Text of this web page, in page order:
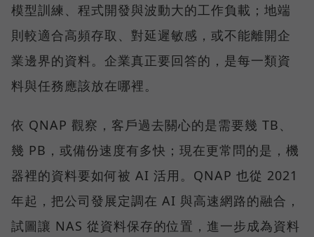
模型訓練、程式開發與波動大的工作負載；地端
則較適合高頻存取、對延遲敏感，或不能離開企
業邊界的資料。企業真正要回答的，是每一類資
料與任務應該放在哪裡。
依 QNAP 觀察，客戶過去關心的是需要幾 TB、
幾 PB，或備份速度有多快；現在更常問的是，機
器裡的資料要如何被 AI 活用。QNAP 也從 2021
年起，把公司發展定調在 AI 與高速網路的融合，
試圖讓 NAS 從資料保存的位置，進一步成為資料